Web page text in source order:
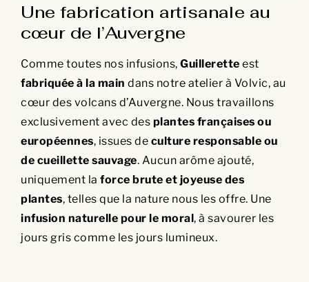
Une fabrication artisanale au
cœur de l’Auvergne
Comme toutes nos infusions, Guillerette est
fabriquée à la main dans notre atelier à Volvic, au
cœur des volcans d’Auvergne. Nous travaillons
exclusivement avec des plantes françaises ou
européennes, issues de culture responsable ou
de cueillette sauvage. Aucun arôme ajouté,
uniquement la force brute et joyeuse des
plantes, telles que la nature nous les offre. Une
infusion naturelle pour le moral, à savourer les
jours gris comme les jours lumineux.